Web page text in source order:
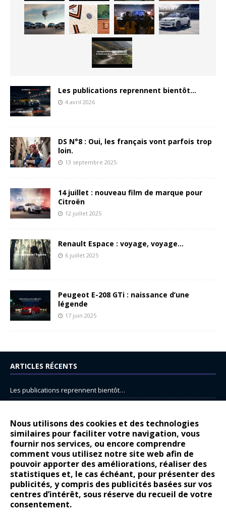
Nous utilisons des cookies et des technologies
similaires pour faciliter votre navigation, vous
fournir nos services, ou encore comprendre
comment vous utilisez notre site web afin de
pouvoir apporter des améliorations, réaliser des
statistiques et, le cas échéant, pour présenter des
publicités, y compris des publicités basées sur vos
centres d’intérêt, sous réserve du recueil de votre
consentement.
Les publications reprennent bientôt…
4 avril 2026
DS N°8 : Oui, les français vont parfois trop
loin.
13 septembre 2025
14 juillet : nouveau film de marque pour
Citroën
12 juillet 2025
Renault Espace : voyage, voyage…
6 juillet 2025
Peugeot E-208 GTi : naissance d’une
légende
17 juin 2025
ARTICLES RÉCENTS
Les publications reprennent bientôt…
14 juillet : nouveau film de marque pour Citroën
Renault Espace : voyage, voyage…
Peugeot E-208 GTi : naissance d’une légende
COMMENTAIRES RÉCENTS
Bernard DardartdansDacia Sandero : pour les gens vrais